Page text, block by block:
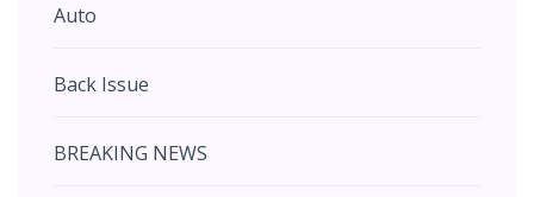
Auto
Back Issue
BREAKING NEWS